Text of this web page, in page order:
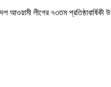
আওয়ামী লীগের ৭৩তম